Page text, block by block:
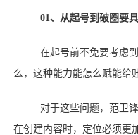
01、 从起号到破圈要
在起号前不免要考虑
么，这种能力能怎么赋能给
对于这些问题，范卫
在创建内容时，定位必须更